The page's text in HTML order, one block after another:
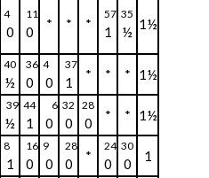
4
0
11
0 * * *
57
1
35
½ 1½
40
½
36
0
4
0
37
1 * * * 1½
39
½
44
1
6
0
32
0
28
0 * * 1½
8
1
16
0
9
0
28
0 *
24
0
30
0 1